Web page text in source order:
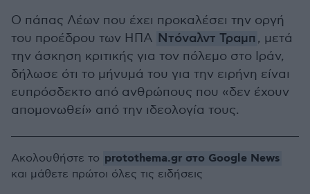
Ο πάπας Λέων που έχει προκαλέσει την οργή
του προέδρου των ΗΠΑ Ντόναλντ Τραμπ , μετά
την άσκηση κριτικής για τον πόλεμο στο Ιράν,
δήλωσε ότι το μήνυμά του για την ειρήνη είναι
ευπρόσδεκτο από ανθρώπους που «δεν έχουν
απομονωθεί» από την ιδεολογία τους.
Ακολουθήστε το protothema.gr στο Google News
και μάθετε πρώτοι όλες τις ειδήσεις